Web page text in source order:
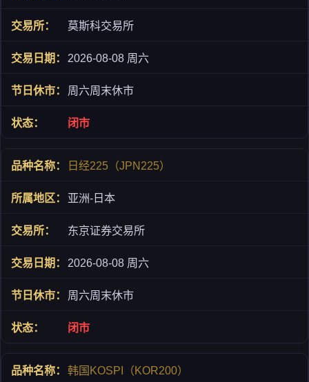
莫斯科交易所
2026-08-08 周六
周六周末休市
闭市
日经225（JPN225）
亚洲-日本
东京证券交易所
2026-08-08 周六
周六周末休市
闭市
韩国KOSPI（KOR200）